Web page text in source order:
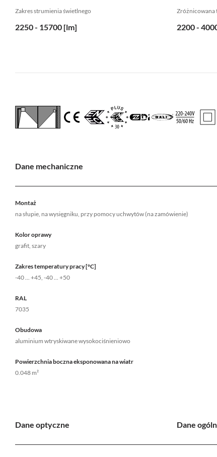
Zakres strumienia świetlnego
2250 - 15700 [lm]
Zróżnicowana
2200 -
Dane mechaniczne
Montaż
na słupie, na wysięgniku, przy pomocy uchwytów (na zamówienie)
Kolor oprawy
grafit, szary
Zakres temperatury pracy [°C]
-40 ... +45, -40 ... +50
RAL
7035
Obudowa
aluminium wtryskiwane wysokociśnieniowo
Powierzchnia boczna eksponowana na wiatr
0.048 m²
Dane optyczne Dane